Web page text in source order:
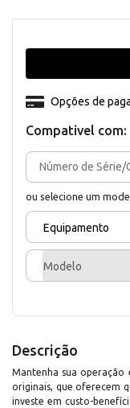
Compativel com:
ou selecione um
Equipamento
Modelo
Opções de
Descrição
Mantenha sua operação
originais, que oferecem
investe em custo-